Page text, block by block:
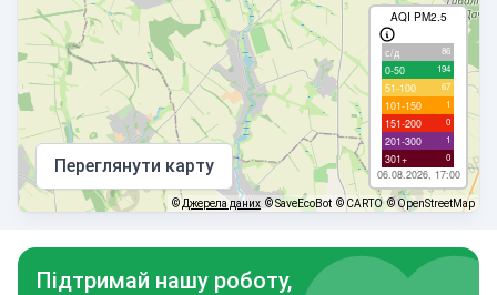
AQI PM2.5
с/д 86
0-50 194
51-100 67
101-150 1
151-200 0
201-300 1
301+ 0
06.08.2026, 17:00
Переглянути карту
©Джерела даних © SaveEcoBot © CARTO © OpenStreetMap
Підтримай нашу роботу,